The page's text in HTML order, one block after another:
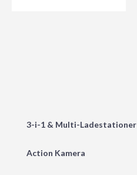
3-i-1 & Multi-Ladestationer
Action Kamera